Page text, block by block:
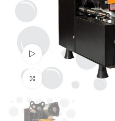
Watch video
Click to enlarge